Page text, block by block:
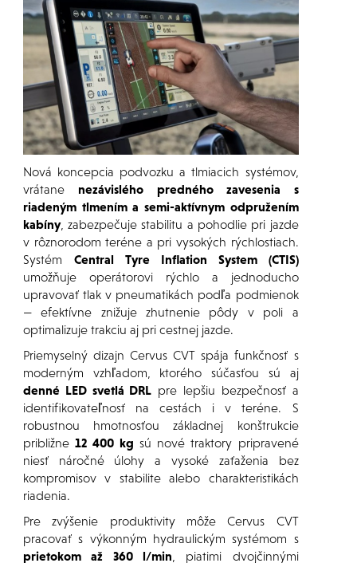
Nová koncepcia podvozku a tlmiacich systémov,
vrátane nezávislého predného zavesenia s
riadeným tlmením a semi-aktívnym odpružením
kabíny, zabezpečuje stabilitu a pohodlie pri jazde
v rôznorodom teréne a pri vysokých rýchlostiach.
Systém Central Tyre Inflation System (CTIS)
umožňuje operátorovi rýchlo a jednoducho
upravovať tlak v pneumatikách podľa podmienok
— efektívne znižuje zhutnenie pôdy v poli a
optimalizuje trakciu aj pri cestnej jazde.
Priemyselný dizajn Cervus CVT spája funkčnosť s
moderným vzhľadom, ktorého súčasťou sú aj
denné LED svetlá DRL pre lepšiu bezpečnosť a
identifikovateľnosť na cestách i v teréne. S
robustnou hmotnosťou základnej konštrukcie
približne12 400 kg sú nové traktory pripravené
niesť náročné úlohy a vysoké zaťaženia bez
kompromisov v stabilite alebo charakteristikách
riadenia.
Pre zvýšenie produktivity môže Cervus CVT
pracovať s výkonným hydraulickým systémom s
prietokom až 360 l/min , piatimi dvojčinnými